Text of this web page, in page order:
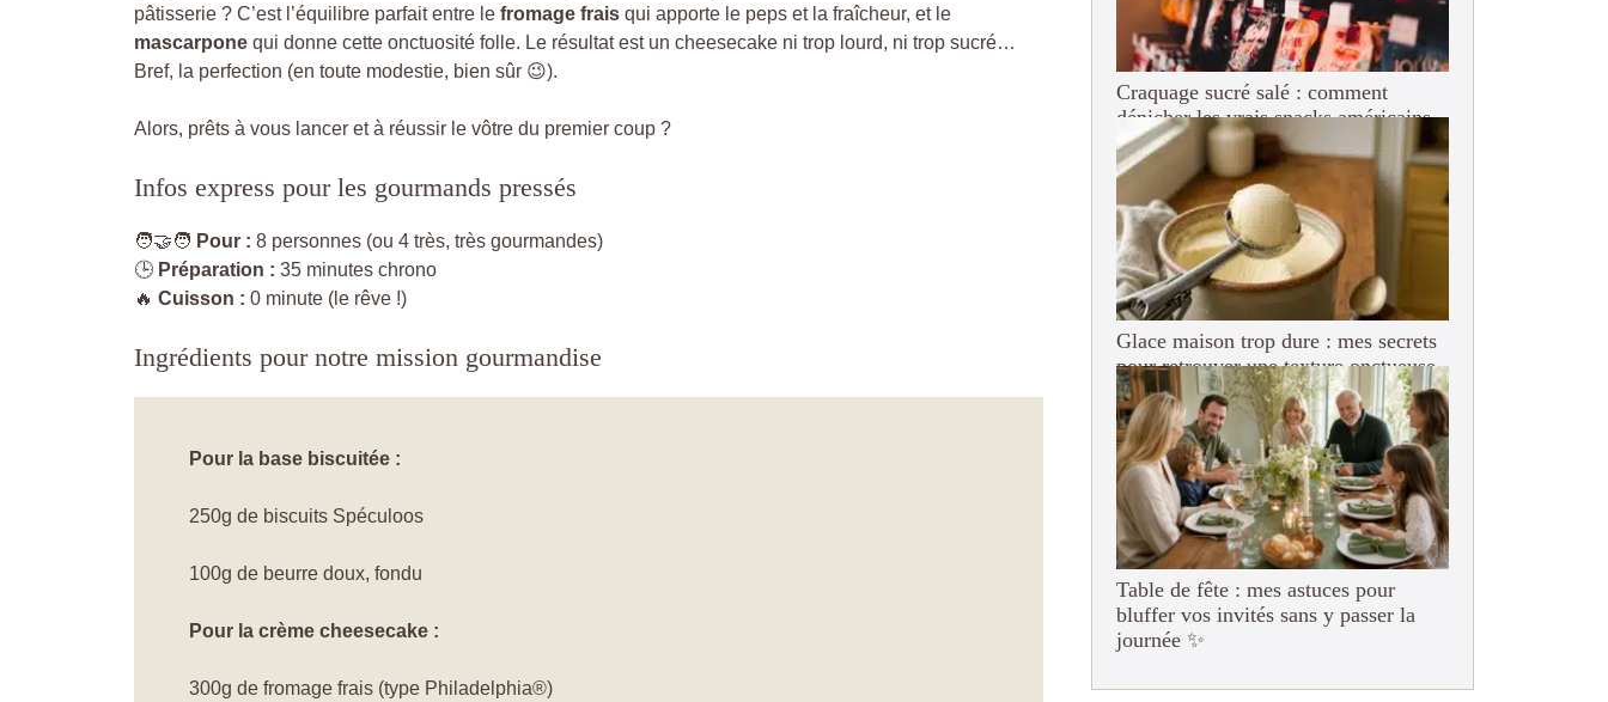
pâtisserie ? C’est l’équilibre parfait entre le fromage frais qui apporte le peps et la fraîcheur, et le
mascarpone qui donne cette onctuosité folle. Le résultat est un cheesecake ni trop lourd, ni trop sucré…
Bref, la perfection (en toute modestie, bien sûr 😉).
Alors, prêts à vous lancer et à réussir le vôtre du premier coup ?
Infos express pour les gourmands pressés
🧑‍🤝‍🧑 Pour : 8 personnes (ou 4 très, très gourmandes)
🕒 Préparation : 35 minutes chrono
🔥 Cuisson : 0 minute (le rêve !)
Ingrédients pour notre mission gourmandise
Pour la base biscuitée :
250g de biscuits Spéculoos
100g de beurre doux, fondu
Pour la crème cheesecake :
300g de fromage frais (type Philadelphia®)
Craquage sucré salé : comment
dénicher les vrais snacks américains
en France ?
Glace maison trop dure : mes secrets
pour retrouver une texture onctueuse
(adieu le bloc de béton !)
Table de fête : mes astuces pour
bluffer vos invités sans y passer la
journée ✨